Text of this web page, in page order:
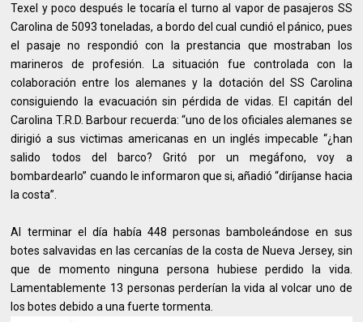
Texel y poco después le tocaría el turno al vapor de pasajeros SS
Carolina de 5093 toneladas, a bordo del cual cundió el pánico, pues
el pasaje no respondió con la prestancia que mostraban los
marineros de profesión. La situación fue controlada con la
colaboración entre los alemanes y la dotación del SS Carolina
consiguiendo la evacuación sin pérdida de vidas. El capitán del
Carolina T.R.D. Barbour recuerda: “uno de los oficiales alemanes se
dirigió a sus victimas americanas en un inglés impecable “¿han
salido todos del barco? Gritó por un megáfono, voy a
bombardearlo” cuando le informaron que si, añadió “diríjanse hacia
la costa”.
Al terminar el día había 448 personas bamboleándose en sus
botes salvavidas en las cercanías de la costa de Nueva Jersey, sin
que de momento ninguna persona hubiese perdido la vida.
Lamentablemente 13 personas perderían la vida al volcar uno de
los botes debido a una fuerte tormenta.